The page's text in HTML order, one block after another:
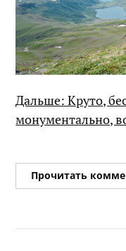
Дальше: Круто,
монументально,
Прочитать